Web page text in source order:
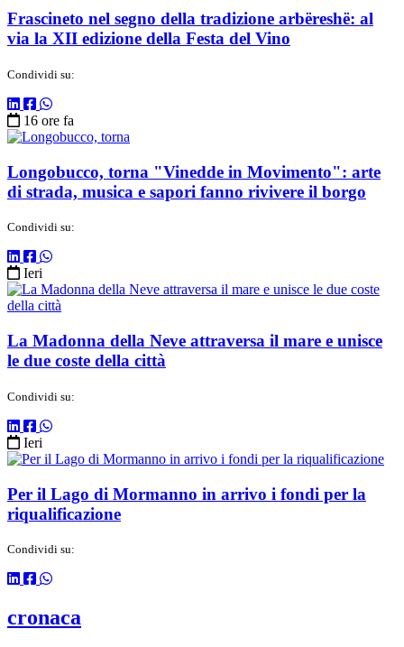
Frascineto nel segno della tradizione arbëreshë: al
via la XII edizione della Festa del Vino
Condividi su:
16 ore fa
Longobucco, torna "Vinedde in Movimento": arte
di strada, musica e sapori fanno rivivere il borgo
Condividi su:
Ieri
La Madonna della Neve attraversa il mare e unisce
le due coste della città
Condividi su:
Ieri
Per il Lago di Mormanno in arrivo i fondi per la
riqualificazione
Condividi su:
cronaca